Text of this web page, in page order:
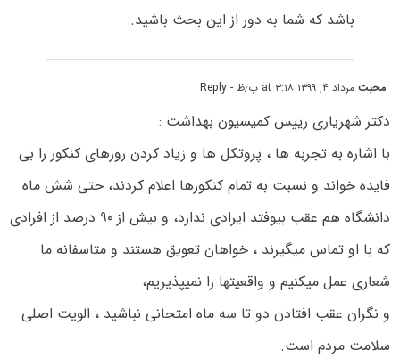
باشد که شما به دور از این بحث باشید.
محبتمرداد ۴, ۱۳۹۹ at ۳:۱۸ ب٫ظ - Reply
دکتر شهریاری رییس کمیسیون بهداشت :
با اشاره به تجربه ها ، پروتکل ها و زیاد کردن روزهای کنکور را بی
فایده خواند و نسبت به تمام کنکورها اعلام کردند، حتی شش ماه
دانشگاه هم عقب بیوفتد ایرادی ندارد، و بیش از ۹۰ درصد از افرادی
که با او تماس میگیرند ، خواهان تعویق هستند و متاسفانه ما
شعاری عمل میکنیم و واقعیتها را نمیپذیریم،
و نگران عقب افتادن دو تا سه ماه امتحانی نباشید ، الویت اصلی
سلامت مردم است.